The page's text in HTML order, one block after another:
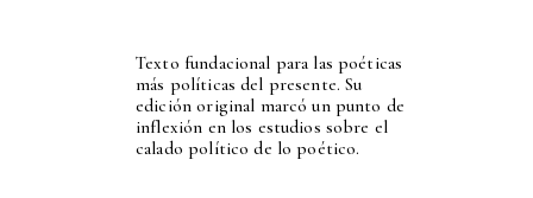
Texto fundacional para las poéticas
más políticas del presente. Su
edición original marcó un punto de
inflexión en los estudios sobre el
calado político de lo poético.